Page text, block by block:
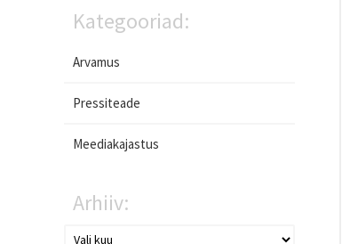
Kategooriad:
Arvamus
Pressiteade
Meediakajastus
Arhiiv: